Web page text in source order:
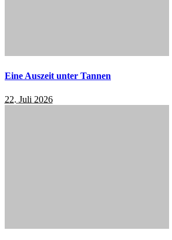
Eine Auszeit unter Tannen
22. Juli 2026